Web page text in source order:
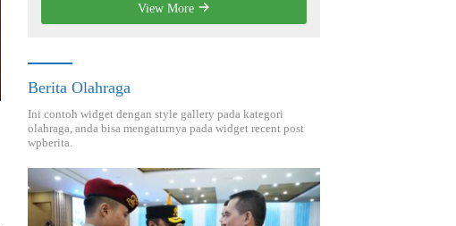
View More
Berita Olahraga
Ini contoh widget dengan style gallery pada kategori
olahraga, anda bisa mengaturnya pada widget recent post
wpberita.